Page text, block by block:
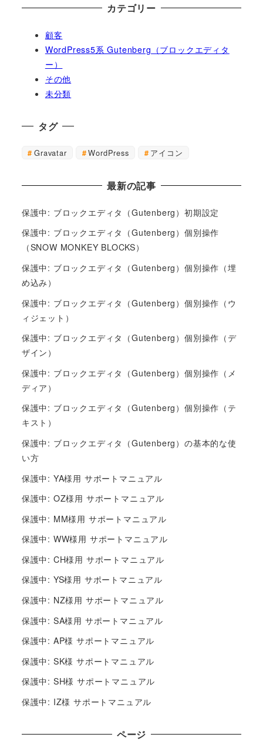
カテゴリー
顧客
WordPress5系 Gutenberg（ブロックエディタ
ー）
その他
未分類
タグ
Gravatar WordPress アイコン
最新の記事
保護中: ブロックエディタ（Gutenberg）初期設定
保護中: ブロックエディタ（Gutenberg）個別操作
（SNOW MONKEY BLOCKS）
保護中: ブロックエディタ（Gutenberg）個別操作（埋
め込み）
保護中: ブロックエディタ（Gutenberg）個別操作（ウ
ィジェット）
保護中: ブロックエディタ（Gutenberg）個別操作（デ
ザイン）
保護中: ブロックエディタ（Gutenberg）個別操作（メ
ディア）
保護中: ブロックエディタ（Gutenberg）個別操作（テ
キスト）
保護中: ブロックエディタ（Gutenberg）の基本的な使
い方
保護中: YA様用 サポートマニュアル
保護中: OZ様用 サポートマニュアル
保護中: MM様用 サポートマニュアル
保護中: WW様用 サポートマニュアル
保護中: CH様用 サポートマニュアル
保護中: YS様用 サポートマニュアル
保護中: NZ様用 サポートマニュアル
保護中: SA様用 サポートマニュアル
保護中: AP様 サポートマニュアル
保護中: SK様 サポートマニュアル
保護中: SH様 サポートマニュアル
保護中: IZ様 サポートマニュアル
ページ